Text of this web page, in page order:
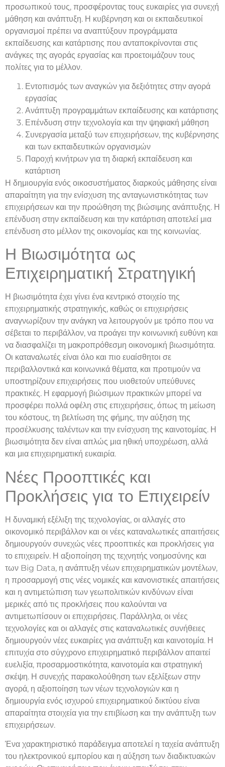
προσωπικού τους, προσφέροντας τους ευκαιρίες για συνεχή
μάθηση και ανάπτυξη. Η κυβέρνηση και οι εκπαιδευτικοί
οργανισμοί πρέπει να αναπτύξουν προγράμματα
εκπαίδευσης και κατάρτισης που ανταποκρίνονται στις
ανάγκες της αγοράς εργασίας και προετοιμάζουν τους
πολίτες για το μέλλον.
Εντοπισμός των αναγκών για δεξιότητες στην αγορά
εργασίας
Ανάπτυξη προγραμμάτων εκπαίδευσης και κατάρτισης
Επένδυση στην τεχνολογία και την ψηφιακή μάθηση
Συνεργασία μεταξύ των επιχειρήσεων, της κυβέρνησης
και των εκπαιδευτικών οργανισμών
Παροχή κινήτρων για τη διαρκή εκπαίδευση και
κατάρτιση
Η δημιουργία ενός οικοσυστήματος διαρκούς μάθησης είναι
απαραίτητη για την ενίσχυση της ανταγωνιστικότητας των
επιχειρήσεων και την προώθηση της βιώσιμης ανάπτυξης. Η
επένδυση στην εκπαίδευση και την κατάρτιση αποτελεί μια
επένδυση στο μέλλον της οικονομίας και της κοινωνίας.
Η Βιωσιμότητα ως
Επιχειρηματική Στρατηγική
Η βιωσιμότητα έχει γίνει ένα κεντρικό στοιχείο της
επιχειρηματικής στρατηγικής, καθώς οι επιχειρήσεις
αναγνωρίζουν την ανάγκη να λειτουργούν με τρόπο που να
σέβεται το περιβάλλον, να προάγει την κοινωνική ευθύνη και
να διασφαλίζει τη μακροπρόθεσμη οικονομική βιωσιμότητα.
Οι καταναλωτές είναι όλο και πιο ευαίσθητοι σε
περιβαλλοντικά και κοινωνικά θέματα, και προτιμούν να
υποστηρίζουν επιχειρήσεις που υιοθετούν υπεύθυνες
πρακτικές. Η εφαρμογή βιώσιμων πρακτικών μπορεί να
προσφέρει πολλά οφέλη στις επιχειρήσεις, όπως τη μείωση
του κόστους, τη βελτίωση της φήμης, την αύξηση της
προσέλκυσης ταλέντων και την ενίσχυση της καινοτομίας. Η
βιωσιμότητα δεν είναι απλώς μια ηθική υποχρέωση, αλλά
και μια επιχειρηματική ευκαιρία.
Νέες Προοπτικές και
Προκλήσεις για το Επιχειρείν
Η δυναμική εξέλιξη της τεχνολογίας, οι αλλαγές στο
οικονομικό περιβάλλον και οι νέες καταναλωτικές απαιτήσεις
δημιουργούν συνεχώς νέες προοπτικές και προκλήσεις για
το επιχειρείν. Η αξιοποίηση της τεχνητής νοημοσύνης και
των Big Data, η ανάπτυξη νέων επιχειρηματικών μοντέλων,
η προσαρμογή στις νέες νομικές και κανονιστικές απαιτήσεις
και η αντιμετώπιση των γεωπολιτικών κινδύνων είναι
μερικές από τις προκλήσεις που καλούνται να
αντιμετωπίσουν οι επιχειρήσεις. Παράλληλα, οι νέες
τεχνολογίες και οι αλλαγές στις καταναλωτικές συνήθειες
δημιουργούν νέες ευκαιρίες για ανάπτυξη και καινοτομία. Η
επιτυχία στο σύγχρονο επιχειρηματικό περιβάλλον απαιτεί
ευελιξία, προσαρμοστικότητα, καινοτομία και στρατηγική
σκέψη. Η συνεχής παρακολούθηση των εξελίξεων στην
αγορά, η αξιοποίηση των νέων τεχνολογιών και η
δημιουργία ενός ισχυρού επιχειρηματικού δικτύου είναι
απαραίτητα στοιχεία για την επιβίωση και την ανάπτυξη των
επιχειρήσεων.
Ένα χαρακτηριστικό παράδειγμα αποτελεί η ταχεία ανάπτυξη
του ηλεκτρονικού εμπορίου και η αύξηση των διαδικτυακών